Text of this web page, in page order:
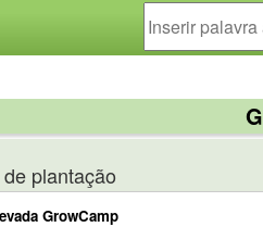
plantação
GrowCamp